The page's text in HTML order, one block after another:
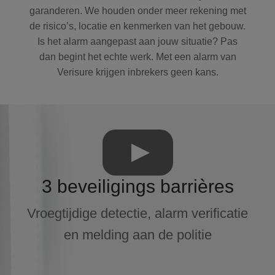
garanderen. We houden onder meer rekening met
de risico’s, locatie en kenmerken van het gebouw.
Is het alarm aangepast aan jouw situatie? Pas
dan begint het echte werk. Met een alarm van
Verisure krijgen inbrekers geen kans.
3 beveiligings barrières
Vroegtijdige detectie, alarm verificatie
en melding aan de politie